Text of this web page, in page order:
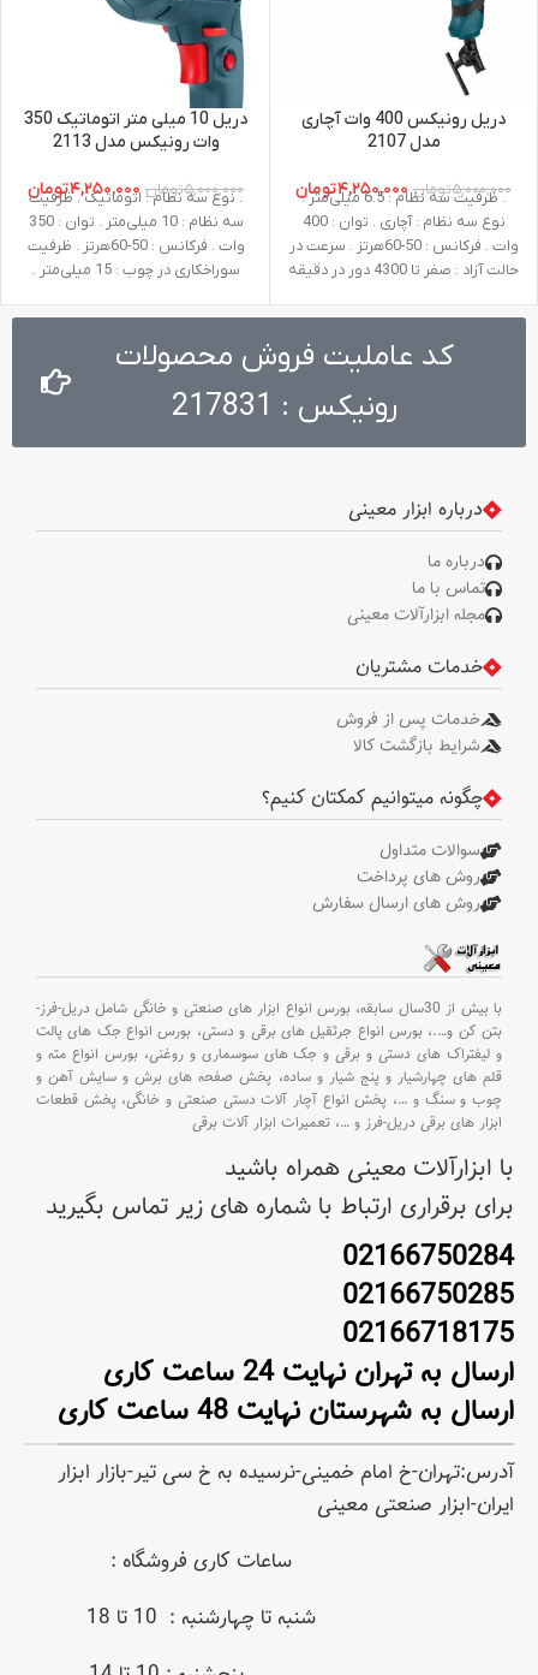
دریل رونیکس 400 وات آچاری
مدل 2107
۵,۰۰۰,۰۰۰تومان ۴,۲۵۰,۰۰۰تومان
. ظرفیت سه نظام : 6.5 میلی‌متر .
نوع سه نظام : آچاری . توان : 400
وات . فرکانس : 50-60هرتز . سرعت در
حالت آزاد : صفر تا 4300 دور در دقیقه
کیلوگرم . متعلقات : آچار سه نظام
دریل 10 میلی متر اتوماتیک 350
وات رونیکس مدل 2113
۵,۰۰۰,۰۰۰تومان ۴,۲۵۰,۰۰۰تومان
. نوع سه نظام : اتوماتیک . ظرفیت
سه نظام : 10 میلی‌متر . توان : 350
وات . فرکانس : 50-60هرتز . ظرفیت
سوراخکاری در چوب : 15 میلی‌متر .
میلی‌متر . سرعت در حالت آزاد : صفر تا
ولت . وزن : 1.1 کیلوگرم
کد عاملیت فروش محصولات
رونیکس : 217831
درباره ابزار معینی
درباره ما
تماس با ما
مجله ابزارآلات معینی
خدمات مشتریان
خدمات پس از فروش
شرایط بازگشت کالا
چگونه میتوانیم کمکتان کنیم؟
سوالات متداول
روش های پرداخت
روش های ارسال سفارش
با بیش از 30سال سابقه،
بورس انواع ابزار های صنعتی و خانگی شامل دریل-فرز-
بتن کن و….، بورس انواع جرثقیل های برقی و دستی، بورس انواع جک های پالت
و لیفتراک های دستی و برقی و جک های سوسماری و روغنی، بورس انواع مته و
قلم های چهارشیار و پنج شیار و ساده، پخش صفحه های برش و سایش آهن و
چوب و سنگ و …، پخش انواع آچار آلات دستی صنعتی و خانگی، پخش قطعات
ابزار های برقی دریل-فرز و …، تعمیرات ابزار آلات برقی
با ابزارآلات معینی همراه باشید
برای برقراری ارتباط با شماره های زیر تماس بگیرید
02166750284
02166750285
02166718175
ارسال به تهران نهایت 24 ساعت کاری
ارسال به شهرستان نهایت 48 ساعت کاری
آدرس:تهران-خ امام خمینی-نرسیده به خ سی تیر-بازار ابزار
ایران-ابزار صنعتی معینی
ساعات کاری فروشگاه :
شنبه تا چهارشنبه : 10 تا 18